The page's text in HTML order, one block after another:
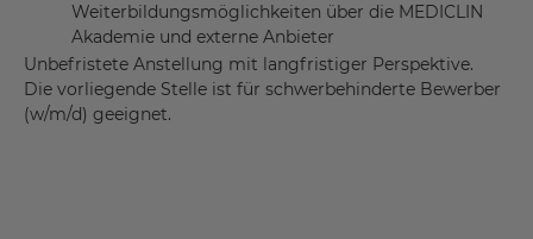
Weiterbildungsmöglichkeiten über die MEDICLIN
Akademie und externe Anbieter
Unbefristete Anstellung mit langfristiger Perspektive.
Die vorliegende Stelle ist für schwerbehinderte Bewerber
(w/m/d) geeignet.